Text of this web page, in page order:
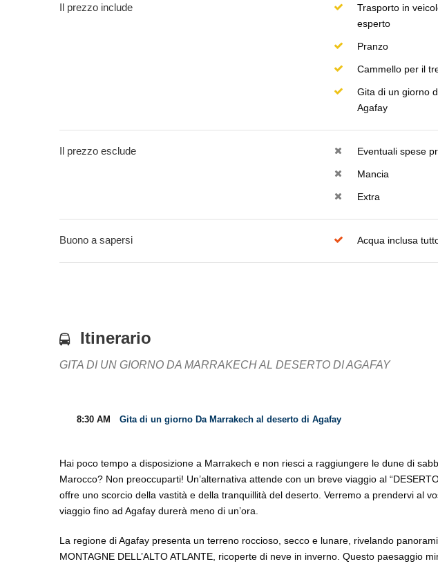
Il prezzo include
Trasporto in
esperto
Pranzo
Cammello per il
Gita di un giorno
Agafay
Il prezzo esclude Eventuali spese
Mancia
Extra
Buono a sapersi Acqua inclusa
Itinerario
GITA DI UN GIORNO DA MARRAKECH AL DESERTO DI AGAFAY
8:30 AM Gita di un giorno Da Marrakech al deserto di Agafay
Hai poco tempo a disposizione a Marrakech e non riesci a raggiungere le dune di
Marocco? Non preoccuparti! Un’alternativa attende con un breve viaggio al
offre uno scorcio della vastità e della tranquillità del deserto. Verremo a prendervi al
viaggio fino ad Agafay durerà meno di un’ora.
La regione di Agafay presenta un terreno roccioso, secco e lunare, rivelando
MONTAGNE DELL’ALTO ATLANTE, ricoperte di neve in inverno. Questo paesaggio